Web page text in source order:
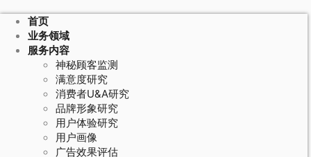
首页
业务领域
服务内容
神秘顾客监测
满意度研究
消费者U&A研究
品牌形象研究
用户体验研究
用户画像
广告效果评估